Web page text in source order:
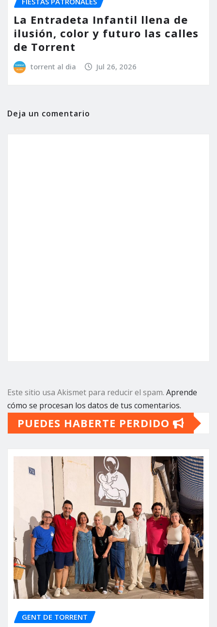
La Entradeta Infantil llena de
ilusión, color y futuro las calles
de Torrent
torrent al dia Jul 26, 2026
Deja un comentario
Este sitio usa Akismet para reducir el spam. Aprende
cómo se procesan los datos de tus comentarios.
PUEDES HABERTE PERDIDO
GENT DE TORRENT